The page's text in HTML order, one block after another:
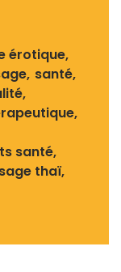
érotique
santé
santé
thaï